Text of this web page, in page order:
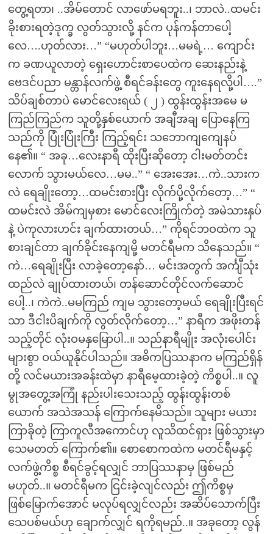
တွေ့ရတာ၊ ..အိမ်တောင် လာဖော်မရဘူး..၊ ဘာလဲ..ထမင်း
ခိုးစားရတဲ့ဒုက္ခ လွတ်သွားလို့ နင်က ပုန်ကန်တာပေါ့
လေ….ဟုတ်လား…” “မဟုတ်ပါဘူး…မမရဲ့… ကျောင်း
က ခဏယူလာတဲ့ ရှေးဟောင်းစာပေထဲက ဆေးနည်းနဲ့
ဗေဒင်ပညာ မန္တာန်လက်ဖွဲ့ စီရင်ခန်းတွေ ကူးနေရလို့ပါ….”
သိပ်ချစ်တာပဲ မောင်လေးရယ် ( ၂ ) ထွန်းထွန်းအမေ မ
ကြည်ကြည်က သူတို့နှစ်ယောက် အချီအချ ပြောနေကြ
သည်ကို ပြုံးပြုံးကြီး ကြည့်ရင်း သဘောကျကျေနပ်
နေ၏။ “ အခု…လေးနာရီ ထိုးပြီးဆိုတော့ ငါးမတ်တင်း
လောက် သွားမယ်လေ…မမ..” “ အေးအေး…ကဲ..သားက
လဲ ရေချိုးတော့…ထမင်းစားပြီး လိုက်ပို့လိုက်တော့…” “
ထမင်းလဲ အိမ်ကျမှစား မောင်လေးကြိုက်တဲ့ အမဲသားနှပ်
နဲ့ ပဲကုလားဟင်း ချက်ထားတယ်…” ကိုရင်ဘဝထဲက သူ
စားချင်တာ ချက်ခိုင်းနေကျမို့ မတင်ရီမက သိနေသည်။ “
ကဲ…ရေချိုးပြီး လာခဲ့တော့နော်… မင်းအတွက် အင်္ကျီသုံး
ထည်လဲ ချုပ်ထားတယ်၊ တန်ဆောင်တိုင်လက်ဆောင်
ပေါ့..၊ ကဲကဲ..မမကြည် ကျမ သွားတော့မယ် ရေချိုးပြီးရင်
သာ ဒီငါးပိချက်ကို လွတ်လိုက်တော့…” နာရီက အဖိုးတန်
သည့်တိုင် လုံးဝမနှမြောပါ..။ သည်နာရီမျိုး အလုံးပေါင်း
များစွာ ဝယ်ယူနိုင်ပါသည်။ အဓိကပြဿနာက မကြည်ရှိန်
တို့ လင်မယားအခန်းထဲမှာ နာရီမေ့ထားခဲ့တဲ့ ကိစ္စပါ..။ လူ
မွုအတွေ့အကြုံ နည်းပါးသေးသည့် ထွန်းထွန်းတစ်
ယောက် အသဲအသန် ကြောက်နေမိသည်။ သူများ မယား
ကြာခိုတဲ့ ကြာကူလီအကောင်ဟု လူသိထင်ရှား ဖြစ်သွားမှာ
သေမတတ် ကြောက်၏။ စောစောကထဲက မတင်ရီမနှင့်
လက်ဖွဲ့ကိစ္စ စီရင်ခွင့်ရလျှင် ဘာပြဿနာမှ ဖြစ်မည်
မဟုတ်..။ မတင်ရီမက ငြင်းခဲ့လျင်လည်း ဤကိစ္စမှ
ဖြစ်မြောက်အောင် မလုပ်ရလျှင်လည်း အဆိပ်သောက်ပြီး
သေပစ်မယ်ဟု ချောက်လျှင် ရကိုရမည်..။ အခုတော့ လွန်